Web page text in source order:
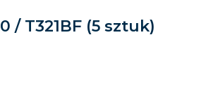
/ T321BF (5 sztuk)